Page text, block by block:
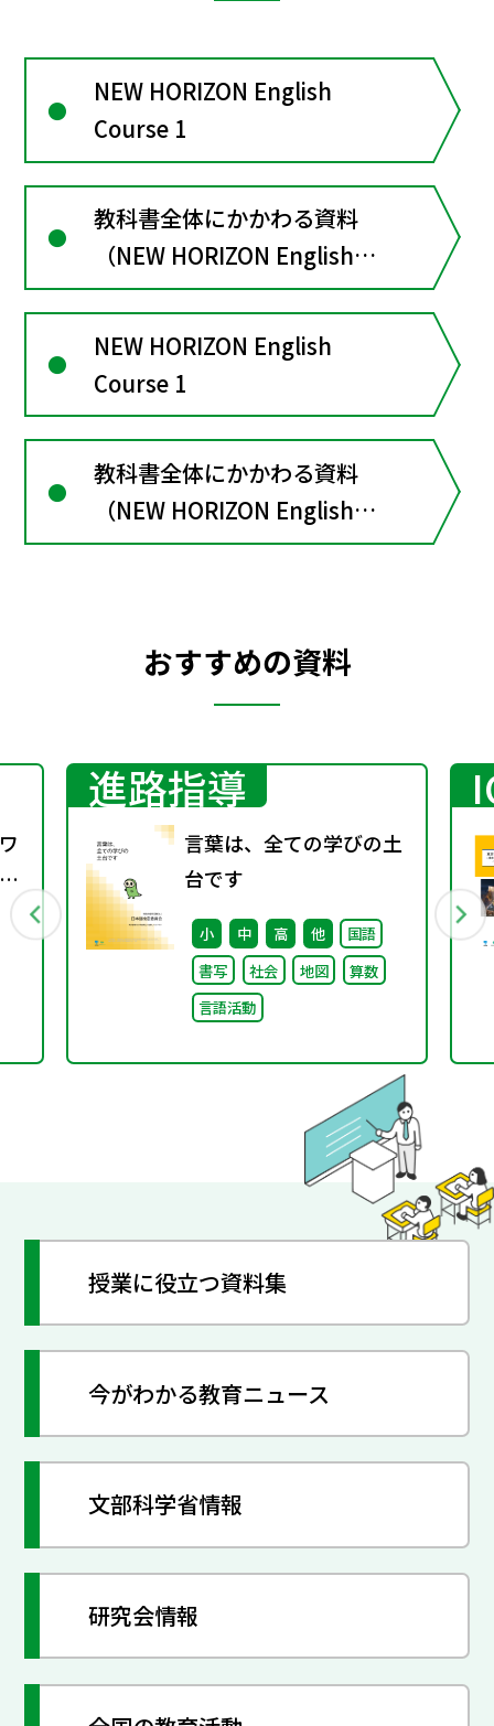
NEW HORIZON English
Course 1
教科書全体にかかわる資料
（NEW HORIZON English
Course１）
NEW HORIZON English
Course 1
教科書全体にかかわる資料
（NEW HORIZON English
Course１）
おすすめの資料
進路指導
言葉は、全ての学びの土
台です
小 中 高 他
国語
書写
社会 地図
算数
言語活動
授業に役立つ資料集
今がわかる教育ニュース
文部科学省情報
研究会情報